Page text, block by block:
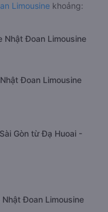
Limousine khoảng:
Nhật Đoan Limousine
Đoan Limousine
Gòn từ Đạ Huoai -
Đoan Limousine